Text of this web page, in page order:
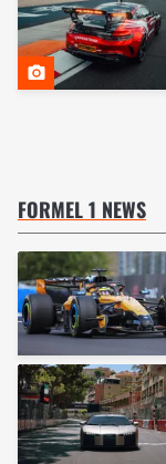
FORMEL 1 NEWS